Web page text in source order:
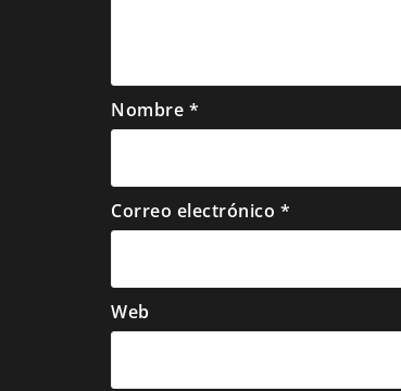
Nombre *
Correo electrónico *
Web